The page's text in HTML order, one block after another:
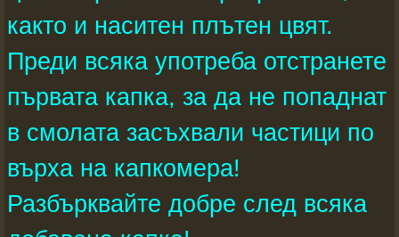
както и наситен плътен цвят.
Преди всяка употреба отстранете
първата капка, за да не попаднат
в смолата засъхвали частици по
върха на капкомера!
Разбърквайте добре след всяка